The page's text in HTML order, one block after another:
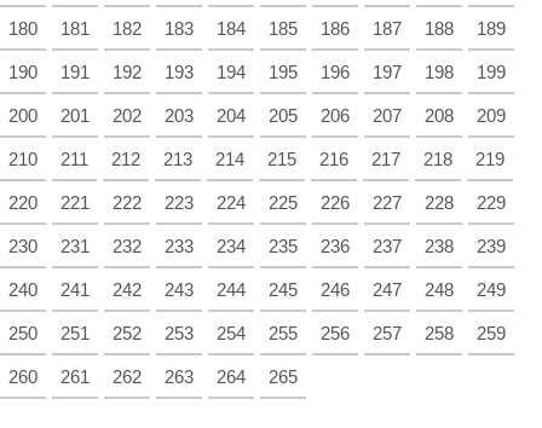
180 181 182 183 184 185 186 187 188 189
190 191 192 193 194 195 196 197 198 199
200 201 202 203 204 205 206 207 208 209
210 211 212 213 214 215 216 217 218 219
220 221 222 223 224 225 226 227 228 229
230 231 232 233 234 235 236 237 238 239
240 241 242 243 244 245 246 247 248 249
250 251 252 253 254 255 256 257 258 259
260 261 262 263 264 265